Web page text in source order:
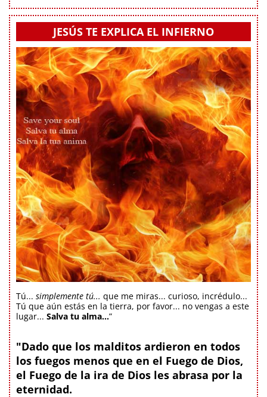
JESÚS TE EXPLICA EL INFIERNO
Tú... simplemente tú... que me miras... curioso, incrédulo...
Tú que aún estás en la tierra, por favor... no vengas a este
lugar... Salva tu alma...”
"Dado que los malditos ardieron en todos
los fuegos menos que en el Fuego de Dios,
el Fuego de la ira de Dios les abrasa por la
eternidad.